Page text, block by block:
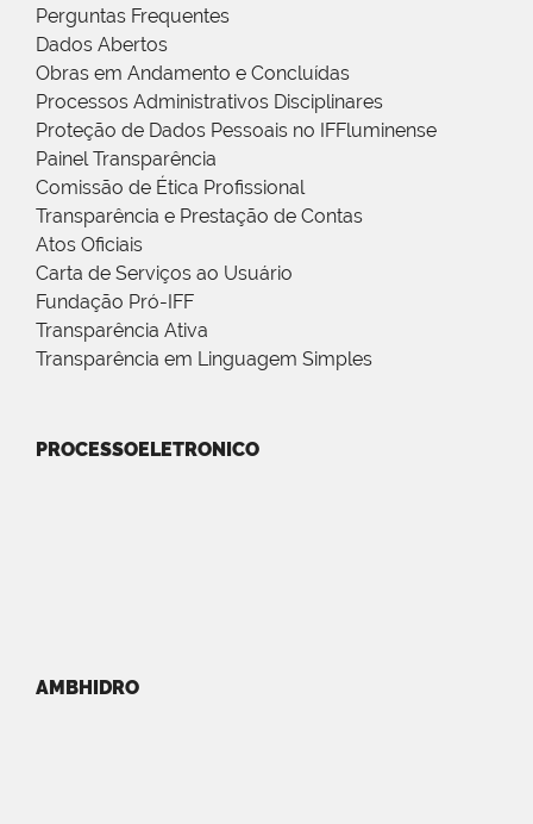
Perguntas Frequentes
Dados Abertos
Obras em Andamento e Concluídas
Processos Administrativos Disciplinares
Proteção de Dados Pessoais no IFFluminense
Painel Transparência
Comissão de Ética Profissional
Transparência e Prestação de Contas
Atos Oficiais
Carta de Serviços ao Usuário
Fundação Pró-IFF
Transparência Ativa
Transparência em Linguagem Simples
PROCESSOELETRONICO
AMBHIDRO